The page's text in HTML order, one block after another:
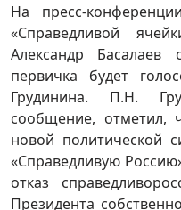
На пресс-
«Справедливой
Александр Басалаев
первичка будет
Грудинина. П.Н.
сообщение, отметил,
новой политической
«Справедливую
отказ
Президента